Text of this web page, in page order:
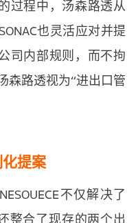
过程中，汤森路透从
也灵活应对并提
司内部规则，而不拘
森路透视为“进出口管
提案
不仅解决了
整合了现存的两个出